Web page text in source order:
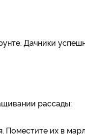
Дачники
рассады:
Поместите их в